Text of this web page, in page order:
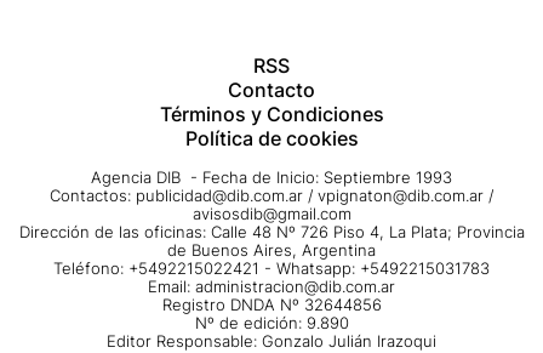
RSS
Contacto
Términos y Condiciones
Política de cookies
Agencia DIB - Fecha de Inicio: Septiembre 1993
Contactos: publicidad@dib.com.ar / vpignaton@dib.com.ar /
avisosdib@gmail.com
Dirección de las oficinas: Calle 48 Nº 726 Piso 4, La Plata; Provincia
de Buenos Aires, Argentina
Teléfono: +5492215022421 - Whatsapp: +5492215031783
Email: administracion@dib.com.ar
Registro DNDA Nº 32644856
Nº de edición: 9.890
Editor Responsable: Gonzalo Julián Irazoqui